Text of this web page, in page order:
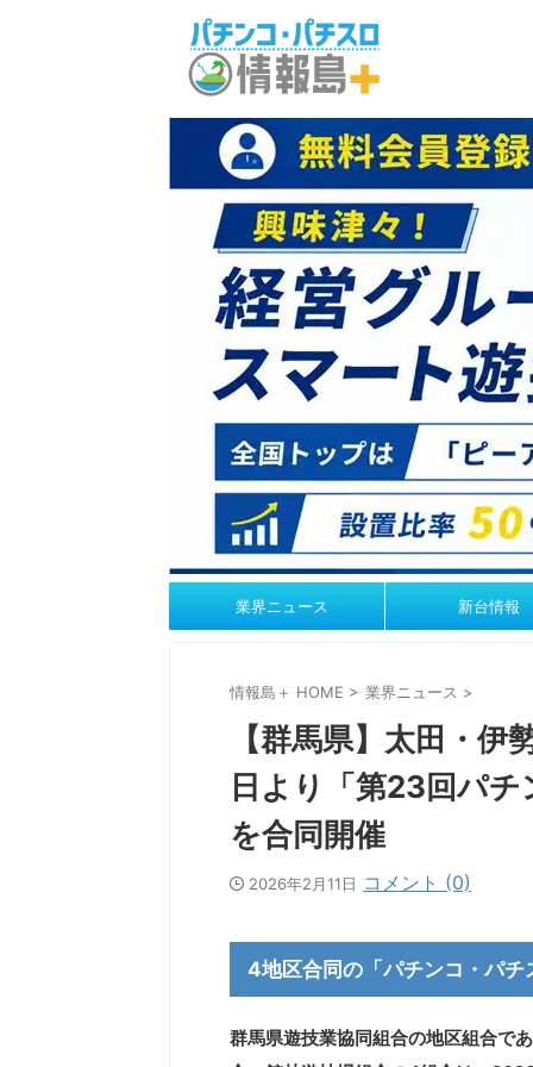
業界ニュース 新台情報
情報島＋ HOME > 業界ニュース >
【群馬県】太田・
日より「第23回パ
を合同開催
2026年2月11日 コメント (0)
4地区合同の「パチンコ・パチ
群馬県遊技業協同組合の地区組合で